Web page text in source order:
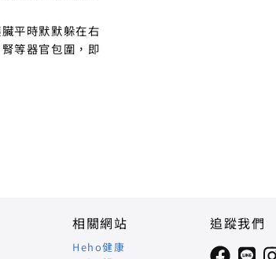
平時默默躲在右
等器官包圍，即
相關網站
Heho健康
追蹤我們